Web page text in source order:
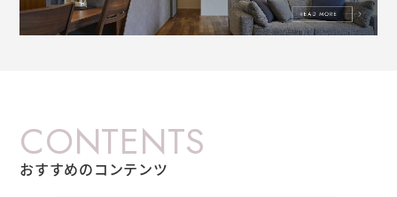
CONTENTS
おすすめのコンテンツ